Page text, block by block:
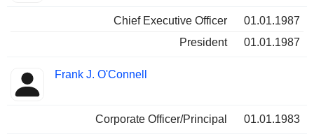
Chief Executive Officer
01.01.1987
President
01.01.1987
Frank J. O'Connell
Corporate Officer/Principal 01.01.1983